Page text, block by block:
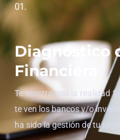
01.
Diagnóstico
Financiera
Te mostramos la realidad
te ven los bancos y/o
ha sido la gestión de tu